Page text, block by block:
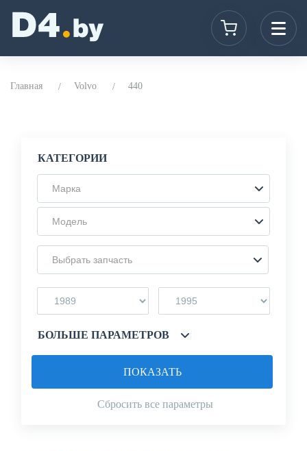
Главная Volvo 440
КАТЕГОРИИ
Марка
Модель
Выбрать запчасть
БОЛЬШЕ ПАРАМЕТРОВ
Сбросить все параметры
ПОКАЗАТЬ